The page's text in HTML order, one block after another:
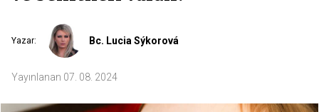
Yazar: Bc. Lucia Sýkorová
Yayınlanan 07. 08. 2024